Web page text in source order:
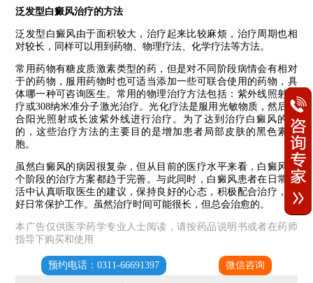
泛发型白癜风治疗的方法
泛发型白癜风由于面积较大，治疗起来比较麻烦，治疗周期也相
对较长，同样可以用到药物、物理疗法、化学疗法等方法。
常用药物有糖皮质激素类型的药，但是对不同阶段病情会有相对
于的药物，服用药物时也可适当添加一些可联合使用的药物，具
体哪一种可咨询医生。常用的物理治疗方法包括：紫外线照射治
疗或308纳米准分子激光治疗。光化疗法是服用光敏物质，然后结
合阳光照射或长波紫外线进行治疗。为了达到治疗白癜风的目
的，这些治疗方法的主要目的是增加患者局部皮肤的黑色素细
胞。
虽然白癜风的病因很复杂，但从目前的医疗水平来看，白癜风各
个阶段的治疗方案都趋于完善。与此同时，白癜风患者在日常生
活中认真听取医生的建议，保持良好的心态，积极配合治疗，做
好日常保护工作。虽然治疗时间可能很长，但总会治愈的。
本广告仅供医学药学专业人士阅读，请按药品说明书或者在药师
指导下购买和使用
预约电话：0311-66691397 微信咨询